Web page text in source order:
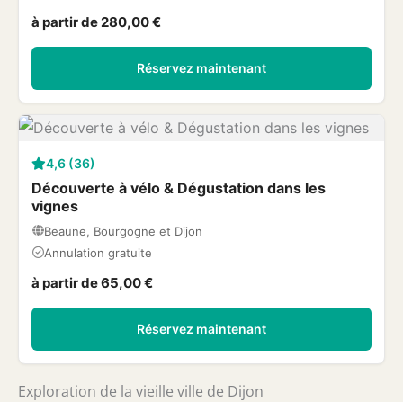
à partir de 280,00 €
Réservez maintenant
4,6 (36)
Découverte à vélo & Dégustation dans les
vignes
Beaune, Bourgogne et Dijon
Annulation gratuite
à partir de 65,00 €
Réservez maintenant
Exploration de la vieille ville de Dijon